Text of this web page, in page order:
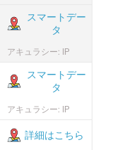
スマートデー
タ
アキュラシー: IP
スマートデー
タ
アキュラシー: IP
詳細はこちら